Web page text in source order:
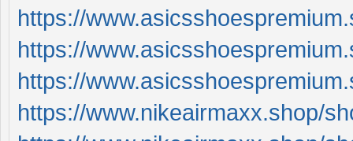
https://
https://
https://
https://www.nikeairmaxx.shop/